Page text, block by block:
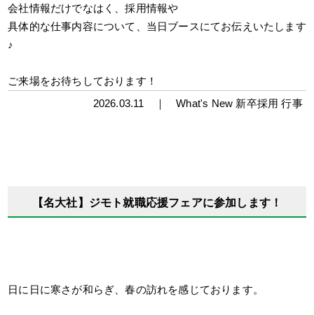
会社情報だけでなはく、採用情報や
具体的な仕事内容について、当日ブースにてお伝えいたします
♪
ご来場をお待ちしております！
2026.03.11 ｜What's New 新卒採用 行事
【名大社】ジモト就職応援フェアに参加します！
日に日に寒さが和らぎ、春の訪れを感じております。